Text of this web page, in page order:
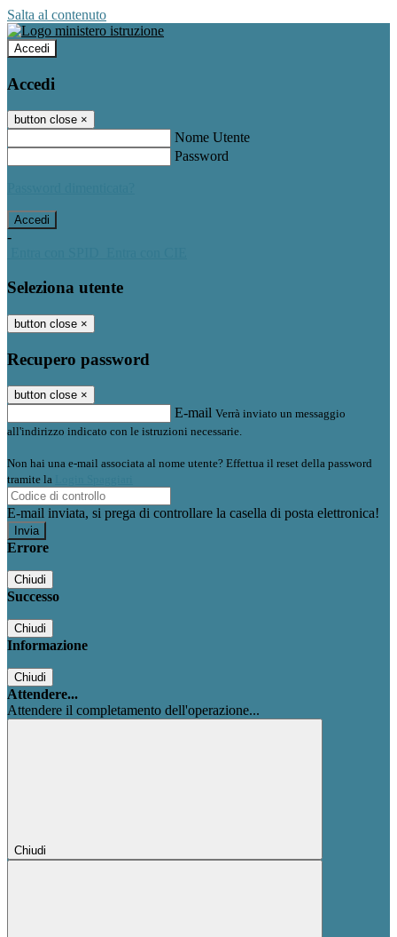
Salta al contenuto
Accedi
Accedi
button close ×
Nome Utente
Password
-
Seleziona utente
button close ×
Recupero password
button close ×
E-mail Verrà inviato un messaggio
all'indirizzo indicato con le istruzioni necessarie.
Non hai una e-mail associata al nome utente? Effettua il reset della password
tramite la
E-mail inviata, si prega di controllare la casella di posta elettronica!
Errore
Chiudi
Successo
Chiudi
Informazione
Chiudi
Attendere...
Attendere il completamento dell'operazione...
Chiudi